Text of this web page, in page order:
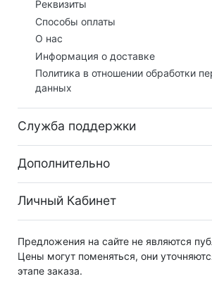
Реквизиты
Способы оплаты
О нас
Информация о доставке
Политика в отношении обработки
данных
Служба поддержки
Дополнительно
Личный Кабинет
Предложения на сайте не являются
Цены могут поменяться, они
этапе заказа.